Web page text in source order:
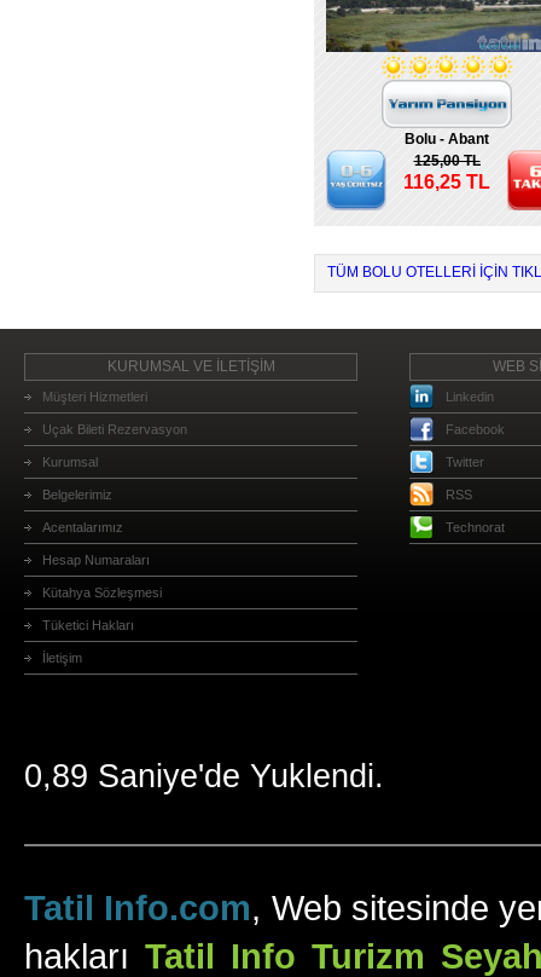
Bolu - Abant
125,00 TL
116,25 TL
TÜM BOLU OTELLERI IÇIN
KURUMSAL VE İLETİŞİM
Müşteri Hizmetleri
Uçak Bileti Rezervasyon
Kurumsal
Belgelerimiz
Acentalarımız
Hesap Numaraları
Kütahya Sözleşmesi
Tüketici Hakları
İletişim
WEB
Linkedin
Facebook
Twitter
RSS
Technorat
0,89 Saniye'de Yuklendi.
Tatil Info.com, Web sitesinde
hakları Tatil Info Turizm